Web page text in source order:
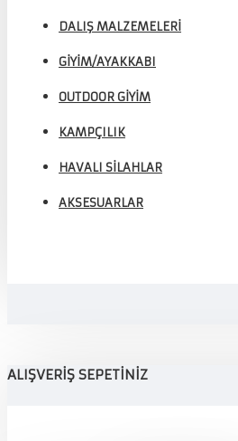
DALIŞ MALZEMELERI
GIYIM/AYAKKABI
OUTDOOR GIYIM
KAMPÇILIK
HAVALI SILAHLAR
AKSESUARLAR
ALIŞVERIŞ SEPETINIZ